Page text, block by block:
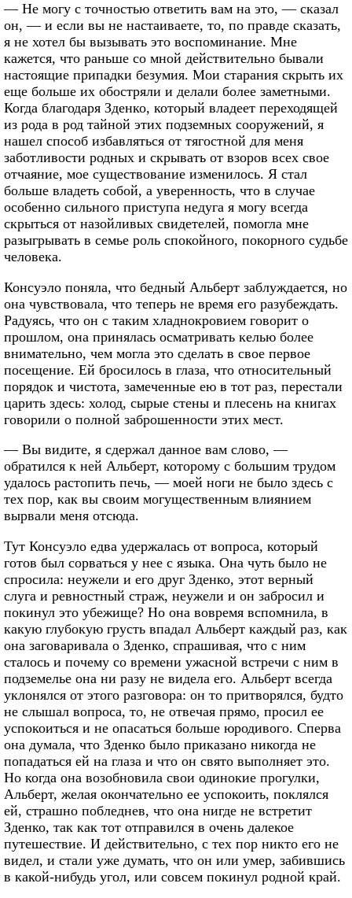
— Не могу с точностью ответить вам на это, — сказал
он, — и если вы не настаиваете, то, по правде сказать,
я не хотел бы вызывать это воспоминание. Мне
кажется, что раньше со мной действительно бывали
настоящие припадки безумия. Мои старания скрыть их
еще больше их обостряли и делали более заметными.
Когда благодаря Зденко, который владеет переходящей
из рода в род тайной этих подземных сооружений, я
нашел способ избавляться от тягостной для меня
заботливости родных и скрывать от взоров всех свое
отчаяние, мое существование изменилось. Я стал
больше владеть собой, а уверенность, что в случае
особенно сильного приступа недуга я могу всегда
скрыться от назойливых свидетелей, помогла мне
разыгрывать в семье роль спокойного, покорного судьбе
человека.
Консуэло поняла, что бедный Альберт заблуждается, но
она чувствовала, что теперь не время его разубеждать.
Радуясь, что он с таким хладнокровием говорит о
прошлом, она принялась осматривать келью более
внимательно, чем могла это сделать в свое первое
посещение. Ей бросилось в глаза, что относительный
порядок и чистота, замеченные ею в тот раз, перестали
царить здесь: холод, сырые стены и плесень на книгах
говорили о полной заброшенности этих мест.
— Вы видите, я сдержал данное вам слово, —
обратился к ней Альберт, которому с большим трудом
удалось растопить печь, — моей ноги не было здесь с
тех пор, как вы своим могущественным влиянием
вырвали меня отсюда.
Тут Консуэло едва удержалась от вопроса, который
готов был сорваться у нее с языка. Она чуть было не
спросила: неужели и его друг Зденко, этот верный
слуга и ревностный страж, неужели и он забросил и
покинул это убежище? Но она вовремя вспомнила, в
какую глубокую грусть впадал Альберт каждый раз, как
она заговаривала о Зденко, спрашивая, что с ним
сталось и почему со времени ужасной встречи с ним в
подземелье она ни разу не видела его. Альберт всегда
уклонялся от этого разговора: он то притворялся, будто
не слышал вопроса, то, не отвечая прямо, просил ее
успокоиться и не опасаться больше юродивого. Сперва
она думала, что Зденко было приказано никогда не
попадаться ей на глаза и что он свято выполняет это.
Но когда она возобновила свои одинокие прогулки,
Альберт, желая окончательно ее успокоить, поклялся
ей, страшно побледнев, что она нигде не встретит
Зденко, так как тот отправился в очень далекое
путешествие. И действительно, с тех пор никто его не
видел, и стали уже думать, что он или умер, забившись
в какой-нибудь угол, или совсем покинул родной край.